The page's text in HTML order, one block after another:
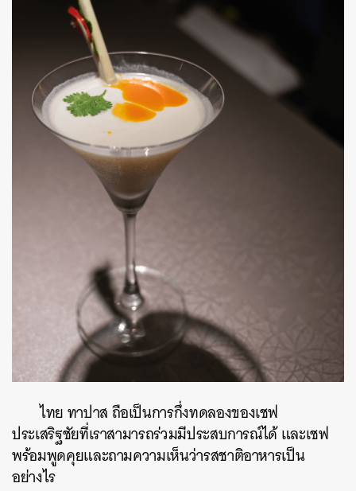
ไทย ทาปาส ถือเป็นการกึ่งทดลองของเชฟ
ประเสริฐชัยที่เราสามารถร่วมมีประสบการณ์ได้ และเชฟ
พร้อมพูดคุยและถามความเห็นว่ารสชาติอาหารเป็น
อย่างไร